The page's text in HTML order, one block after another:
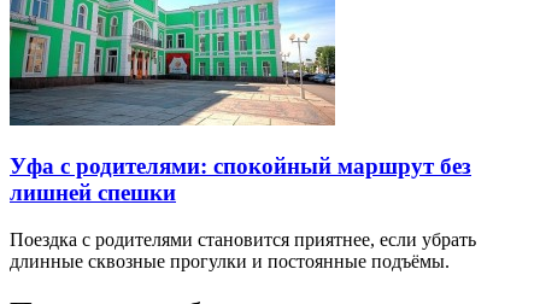
Уфа с родителями: спокойный маршрут без
лишней спешки
Поездка с родителями становится приятнее, если убрать
длинные сквозные прогулки и постоянные подъёмы.